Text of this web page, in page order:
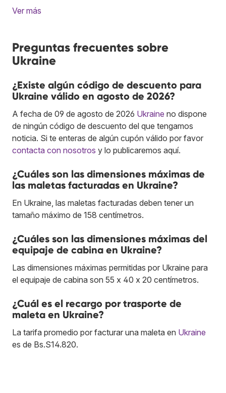
Ver más
Preguntas frecuentes sobre
Ukraine
¿Existe algún código de descuento para
Ukraine válido en agosto de 2026?
A fecha de 09 de agosto de 2026 Ukraine no dispone
de ningún código de descuento del que tengamos
noticia. Si te enteras de algún cupón válido por favor
contacta con nosotros y lo publicaremos aquí.
¿Cuáles son las dimensiones máximas de
las maletas facturadas en Ukraine?
En Ukraine, las maletas facturadas deben tener un
tamaño máximo de 158 centímetros.
¿Cuáles son las dimensiones máximas del
equipaje de cabina en Ukraine?
Las dimensiones máximas permitidas por Ukraine para
el equipaje de cabina son 55 x 40 x 20 centímetros.
¿Cuál es el recargo por trasporte de
maleta en Ukraine?
La tarifa promedio por facturar una maleta en Ukraine
es de Bs.S14.820.